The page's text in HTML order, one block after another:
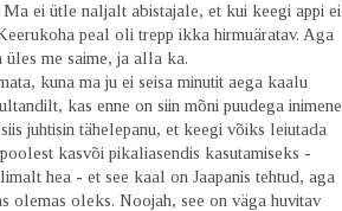
ei ütle naljalt abistajale, et kui keegi appi ei
peal oli trepp ikka hirmuäratav. Aga
me saime, ja alla ka.
kuna ma ju ei seisa minutit aega kaalu
kas enne on siin mõni puudega inimene
juhtisin tähelepanu, et keegi võiks leiutada
kasvõi pikaliasendis kasutamiseks -
hea - et see kaal on Jaapanis tehtud, aga
olemas oleks. Noojah, see on väga huvitav